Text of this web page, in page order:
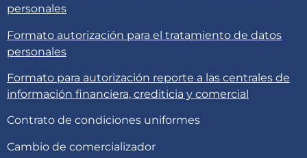
personales
Formato autorización para el tratamiento de datos
personales
Formato para autorización reporte a las centrales de
información financiera, crediticia y comercial
Contrato de condiciones uniformes
Cambio de comercializador